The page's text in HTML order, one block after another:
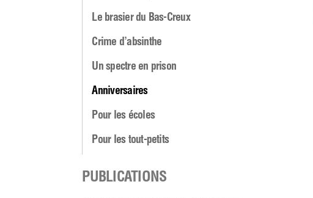
Le brasier du Bas-Creux
Crime d’absinthe
Un spectre en prison
Anniversaires
Pour les écoles
Pour les tout-petits
PUBLICATIONS